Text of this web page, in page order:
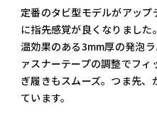
定番のタビ型モデルがアッ
に指先感覚が良くなりまし
温効果のある3mm厚の発泡
ァスナーテープの調整でフ
ぎ履きもスムーズ。つま先
ています。